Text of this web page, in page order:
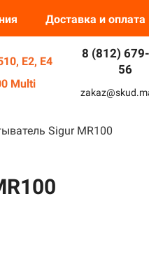
Доставка и оплата
❅
E2, E4
Multi
8 (812)
56
Sigur MR100